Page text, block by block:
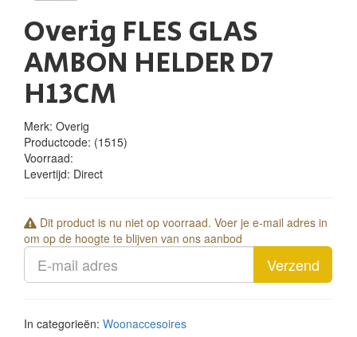
Overig FLES GLAS
AMBON HELDER D7
H13CM
Merk: Overig
Productcode: (1515)
Voorraad:
Levertijd: Direct
Dit product is nu niet op voorraad. Voer je e-mail adres in
om op de hoogte te blijven van ons aanbod
Verzend
In categorieën: Woonaccesoires